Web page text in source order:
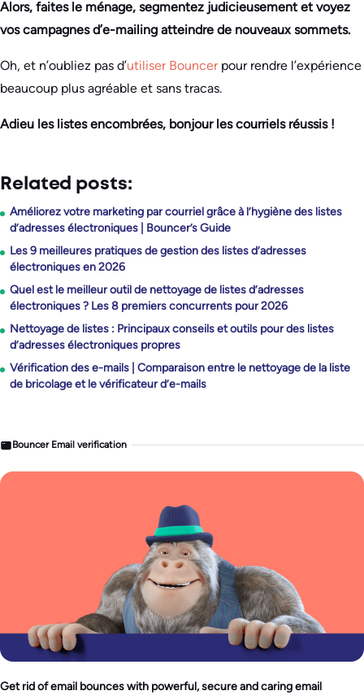
Alors, faites le ménage, segmentez judicieusement et voyez
vos campagnes d’e-mailing atteindre de nouveaux sommets.
Oh, et n’oubliez pas d’utiliser Bouncerpour rendre l’expérience
beaucoup plus agréable et sans tracas.
Adieu les listes encombrées, bonjour les courriels réussis !
Related posts:
Améliorez votre marketing par courriel grâce à l’hygiène des listes
d’adresses électroniques | Bouncer’s Guide
Les 9 meilleures pratiques de gestion des listes d’adresses
électroniques en 2026
Quel est le meilleur outil de nettoyage de listes d’adresses
électroniques ? Les 8 premiers concurrents pour 2026
Nettoyage de listes : Principaux conseils et outils pour des listes
d’adresses électroniques propres
Vérification des e-mails | Comparaison entre le nettoyage de la liste
de bricolage et le vérificateur d’e-mails
Bouncer Email verification
Get rid of email bounces with powerful, secure and caring email